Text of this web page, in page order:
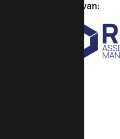
Vertrouwde experts van: